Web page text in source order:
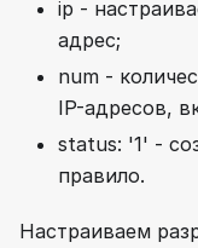
ip -
адрес;
num -
IP-адресов,
status: '1' -
правило.
Настраиваем